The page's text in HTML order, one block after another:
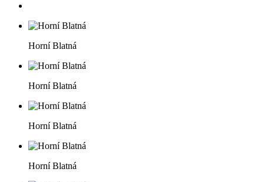
Horní Blatná
Horní Blatná
Horní Blatná
Horní Blatná